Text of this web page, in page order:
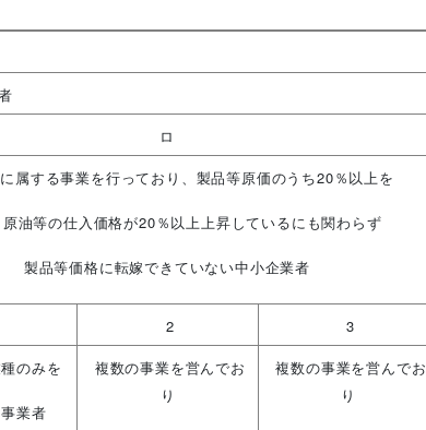
ロ
属する事業を行っており、製品等原価のうち20％以上を
油等の仕入価格が20％以上上昇しているにも関わらず
製品等価格に転嫁できていない中小企業者
2
3
のみを
業者
複数の事業を営んでお
り
複数の事業を営んでお
り